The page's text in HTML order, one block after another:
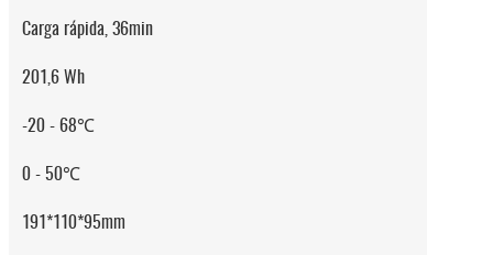
Carga rápida, 36min
201,6 Wh
-20 - 68℃
0 - 50℃
191*110*95mm